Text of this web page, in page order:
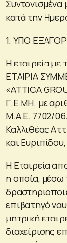
Συντονισμένα
κατά την
1. ΥΠΟ
Η εταιρεία
ΕΤΑΙΡΙΑ
«ATTICA
Γ.Ε.ΜΗ. με
Μ.Α.Ε. 7702/
Καλλιθέας
και
H Εταιρεία
η οποία, μέσω
επιβατηγό
μητρική
διαχείρισης